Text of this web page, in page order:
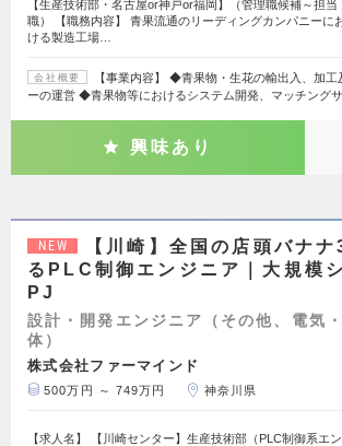
【生産技術部・名古屋or神戸or福岡】（管理職候補～担当
職） 【職務内容】 青果流通のリーディングカンパニーに
ける製造工場…
会社概要
【事業内容】 ◆青果物・生花の輸出入、加
ーの運営 ◆青果物等におけるシステム開発、マッチング
興味あり
NEW
【川崎】全国の店頭バナナ
るPLC制御エンジニア｜大規模
PJ
設計・開発エンジニア（その他、電気
体）
株式会社ファーマインド
500万円 ～ 749万円 神奈川県
【求人名】 【川崎センター】生産技術部（PLC制御系エン